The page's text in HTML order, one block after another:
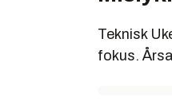
Teknisk
fokus.